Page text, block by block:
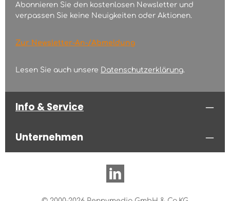
Abonnieren Sie den kostenlosen Newsletter und
verpassen Sie keine Neuigkeiten oder Aktionen.
Zur Newsletter-An-/Abmeldung
Lesen Sie auch unsere Datenschutzerklärung.
Info & Service
Unternehmen